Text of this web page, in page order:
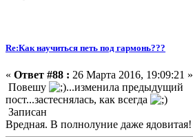
Re:Как научиться петь под гармонь???
« Ответ #88 : 26 Марта 2016, 19:09:21 »
Повешу
...изменила предыдущий
пост...застеснялась, как всегда
Записан
Вредная. В полнолуние даже ядовитая!